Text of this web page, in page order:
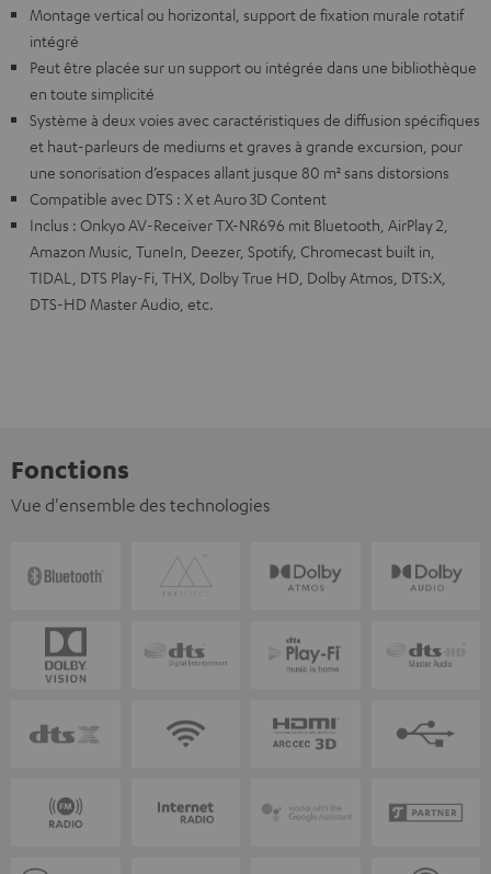
Montage vertical ou horizontal, support de fixation murale rotatif
intégré
Peut être placée sur un support ou intégrée dans une bibliothèque
en toute simplicité
Système à deux voies avec caractéristiques de diffusion spécifiques
et haut-parleurs de mediums et graves à grande excursion, pour
une sonorisation d’espaces allant jusque 80 m² sans distorsions
Compatible avec DTS : X et Auro 3D Content
Inclus : Onkyo AV-Receiver TX-NR696 mit Bluetooth, AirPlay 2,
Amazon Music, TuneIn, Deezer, Spotify, Chromecast built in,
TIDAL, DTS Play-Fi, THX, Dolby True HD, Dolby Atmos, DTS:X,
DTS-HD Master Audio, etc.
Fonctions
Vue d'ensemble des technologies